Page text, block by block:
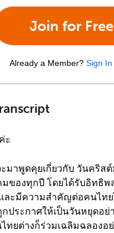
Join for Free
Already a Member? Sign
ะ
ะมาพูดคุยเกี่ยวกับ วันคริส
ของทุกปี โดยได้รับอิทธิพ
ละมีความสำคัญต่อคนไท
ประกาศให้เป็นวันหยุดอย่
ทยต่างก็ร่วมเฉลิมฉลองอ